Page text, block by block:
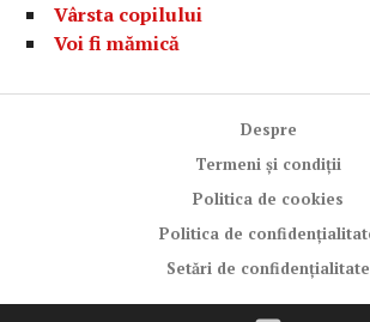
Vârsta copilului
Voi fi mămică
Despre
Termeni și condiții
Politica de cookies
Politica de
Setări de confidențialitate